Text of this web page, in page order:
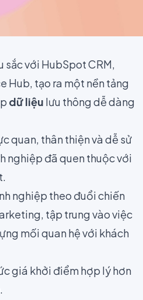
sắc với HubSpot CRM,
Hub, tạo ra một nền tảng
dữ liệu lưu thông dễ dàng
quan, thân thiện và dễ sử
nghiệp đã quen thuộc với
nghiệp theo đuổi chiến
tập trung vào việc
mối quan hệ với khách
giá khởi điểm hợp lý hơn